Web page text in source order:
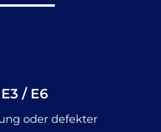
E3 / E6
oder defekter